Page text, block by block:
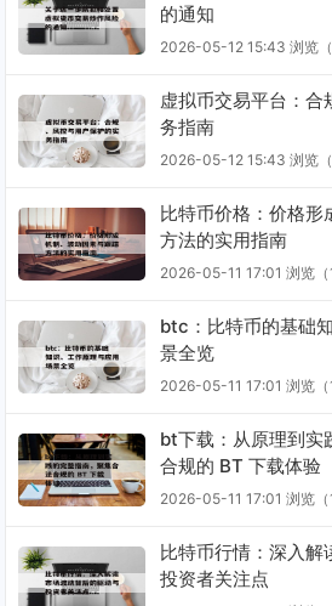
的通知
2026-05-12 15:43 浏览
虚拟币交易平台：合
务指南
2026-05-12 15:43 浏览
比特币价格：价格形
方法的实用指南
2026-05-11 17:01 浏览（
btc：比特币的基础
景全览
2026-05-11 17:01 浏览（
bt下载：从原理到实
合规的 BT 下载体验
2026-05-11 17:01 浏览（
比特币行情：深入解
投资者关注点